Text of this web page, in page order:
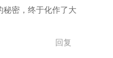
秘密，终于化作了大
回复